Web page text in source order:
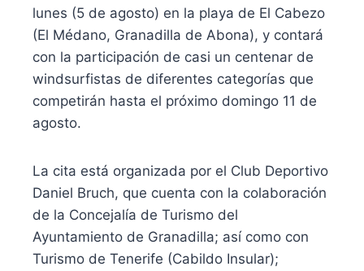
lunes (5 de agosto) en la playa de El Cabezo
(El Médano, Granadilla de Abona), y contará
con la participación de casi un centenar de
windsurfistas de diferentes categorías que
competirán hasta el próximo domingo 11 de
agosto.
La cita está organizada por el Club Deportivo
Daniel Bruch, que cuenta con la colaboración
de la Concejalía de Turismo del
Ayuntamiento de Granadilla; así como con
Turismo de Tenerife (Cabildo Insular);